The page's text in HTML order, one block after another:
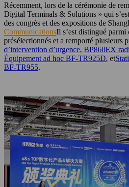
Récemment, lors de la cérémonie de
Digital Terminals & Solutions » qui
des congrès et des expositions de
CommunicationsIl s’est distingué
présélectionnés et a remporté plusieurs
d’intervention d’urgence, BP860EX
Équipement ad hoc BF-TR925D, et
BF-TR955.